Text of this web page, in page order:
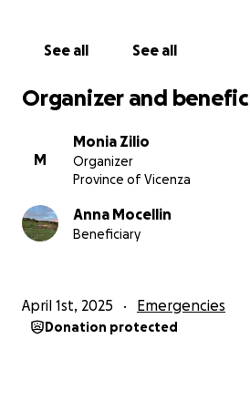
See all See all
Organizer and
M
Monia Zilio
Organizer
Province of Vicenza
Anna Mocellin
Beneficiary
April 1st, 2025 Emergencies
Donation protected